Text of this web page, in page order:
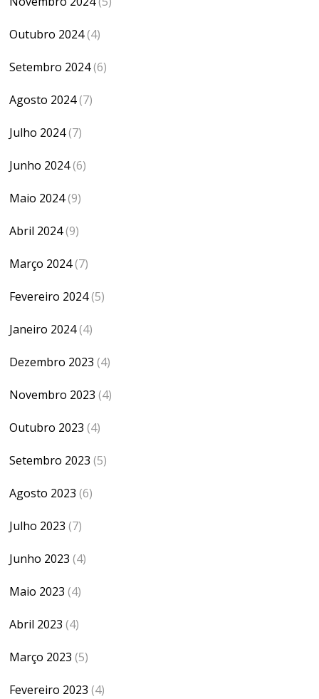
Outubro 2024(4)
Setembro 2024(6)
Agosto 2024(7)
Julho 2024(7)
Junho 2024(6)
Maio 2024(9)
Abril 2024(9)
Março 2024(7)
Fevereiro 2024(5)
Janeiro 2024(4)
Dezembro 2023 (4)
Novembro 2023 (4)
Outubro 2023 (4)
Setembro 2023 (5)
Agosto 2023 (6)
Julho 2023 (7)
Junho 2023 (4)
Maio 2023 (4)
Abril 2023 (4)
Março 2023 (5)
Fevereiro 2023 (4)